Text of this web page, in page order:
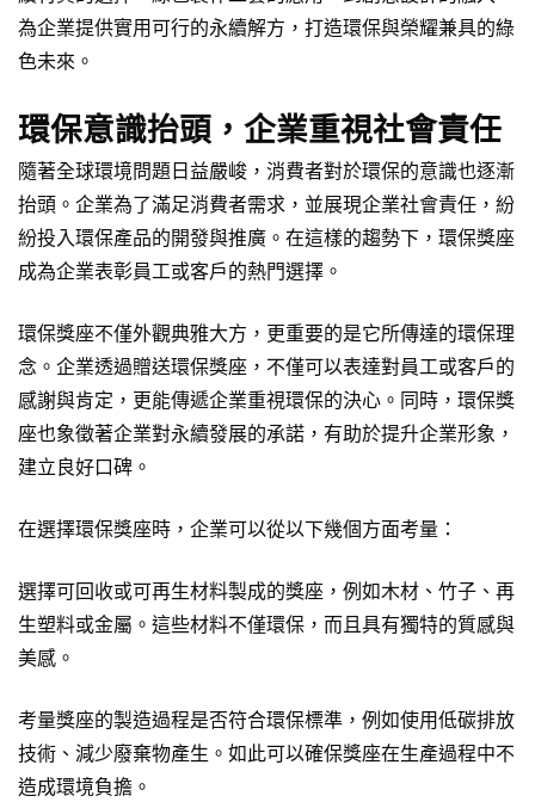
為企業提供實用可行的永續解方，打造環保與榮耀兼具的綠
色未來。
環保意識抬頭，企業重視社會責任
隨著全球環境問題日益嚴峻，消費者對於環保的意識也逐漸
抬頭。企業為了滿足消費者需求，並展現企業社會責任，紛
紛投入環保產品的開發與推廣。在這樣的趨勢下，環保獎座
成為企業表彰員工或客戶的熱門選擇。
環保獎座不僅外觀典雅大方，更重要的是它所傳達的環保理
念。企業透過贈送環保獎座，不僅可以表達對員工或客戶的
感謝與肯定，更能傳遞企業重視環保的決心。同時，環保獎
座也象徵著企業對永續發展的承諾，有助於提升企業形象，
建立良好口碑。
在選擇環保獎座時，企業可以從以下幾個方面考量：
選擇可回收或可再生材料製成的獎座，例如木材、竹子、再
生塑料或金屬。這些材料不僅環保，而且具有獨特的質感與
美感。
考量獎座的製造過程是否符合環保標準，例如使用低碳排放
技術、減少廢棄物產生。如此可以確保獎座在生產過程中不
造成環境負擔。